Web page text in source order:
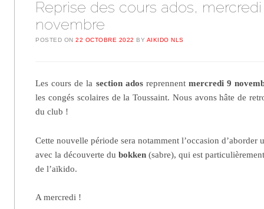
Reprise des cours ados,
novembre
POSTED ON22 OCTOBRE 2022 BY AIKIDO NLS
Les cours de la section adosreprennent mercredi 9
les congés scolaires de la Toussaint. Nous avons hâte de
du club !
Cette nouvelle période sera notamment l’occasion d’aborder
avec la découverte dubokken (sabre), qui est
de l’aïkido.
A mercredi !